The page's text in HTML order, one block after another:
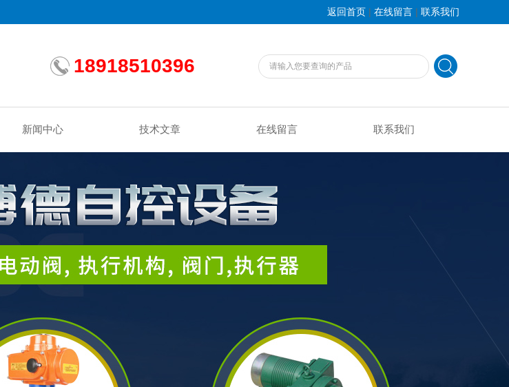
返回首页 | 在线留言 | 联系我们
18918510396
新闻中心 技术文章 在线留言 联系我们